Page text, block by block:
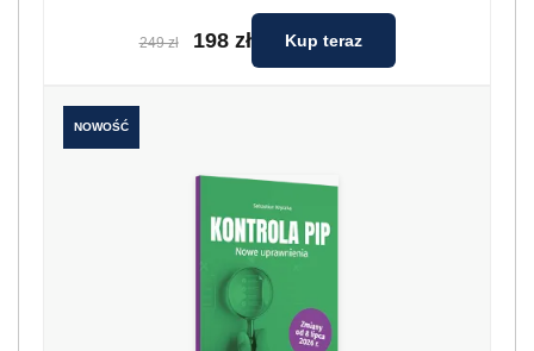
249 zł 198 zł Kup teraz
NOWOŚĆ